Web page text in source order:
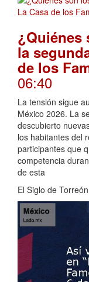
¿Quiénes
la
de los
06:40
La tensión sigue
México 2026. La
descubierto
los habitantes del
participantes que
competencia
de esta
El Siglo de Torreón